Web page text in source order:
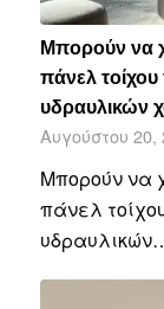
Μπορούν να
πάνελ
υδραυλικών
Αυγούστου 20,
Μπορούν να
πάνελ